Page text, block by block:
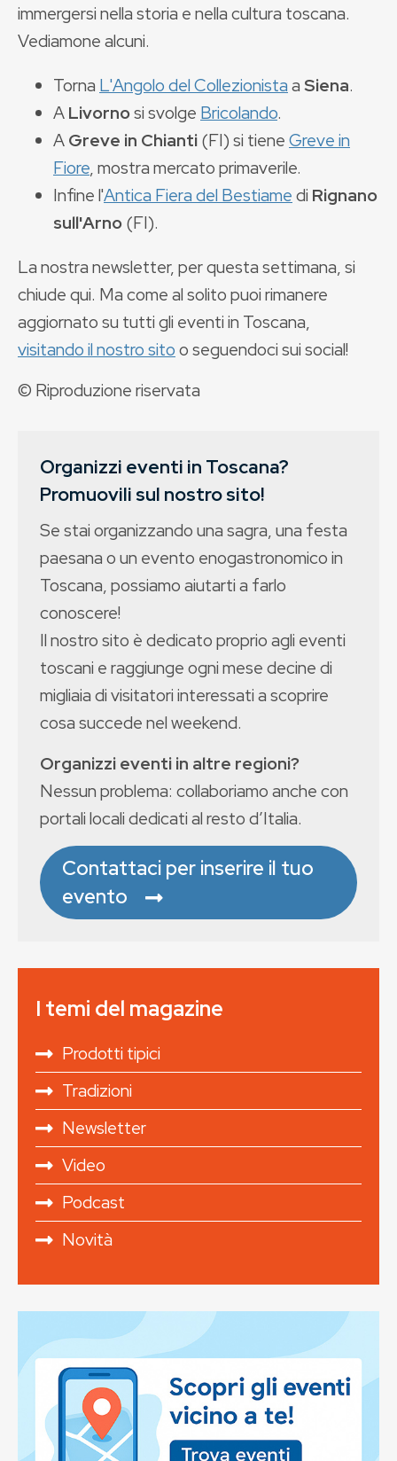
immergersi nella storia e nella cultura toscana.
Vediamone alcuni.
Torna L'Angolo del CollezionistaaSiena.
ALivornosi svolge Bricolando.
AGreve in Chianti(FI) si tieneGreve in
Fiore, mostra mercato primaverile.
Infine l'Antica Fiera del Bestiamedi Rignano
sull'Arno(FI).
La nostra newsletter, per questa settimana, si
chiude qui. Ma come al solito puoi rimanere
aggiornato su tutti gli eventi in Toscana,
visitando il nostro sitoo seguendoci sui social!
© Riproduzione riservata
Organizzi eventi in Toscana?
Promuovili sul nostro sito!
Se stai organizzando una sagra, una festa
paesana o un evento enogastronomico in
Toscana, possiamo aiutarti a farlo
conoscere!
Il nostro sito è dedicato proprio agli eventi
toscani e raggiunge ogni mese decine di
migliaia di visitatori interessati a scoprire
cosa succede nel weekend.
Organizzi eventi in altre regioni?
Nessun problema: collaboriamo anche con
portali locali dedicati al resto d’Italia.
Contattaci per inserire il tuo
evento
I temi del magazine
Prodotti tipici
Tradizioni
Newsletter
Video
Podcast
Novità